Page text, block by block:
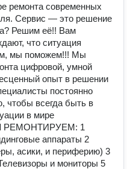
ремонта современных
Сервис — это решение
Решим её!! Вам
что ситуация
мы поможем!!! Мы
цифровой, умной
опыт в решении
постоянно
чтобы всегда быть в
в мире
РЕМОНТИРУЕМ: 1
аппараты 2
асики, и периферию) 3
и мониторы 5